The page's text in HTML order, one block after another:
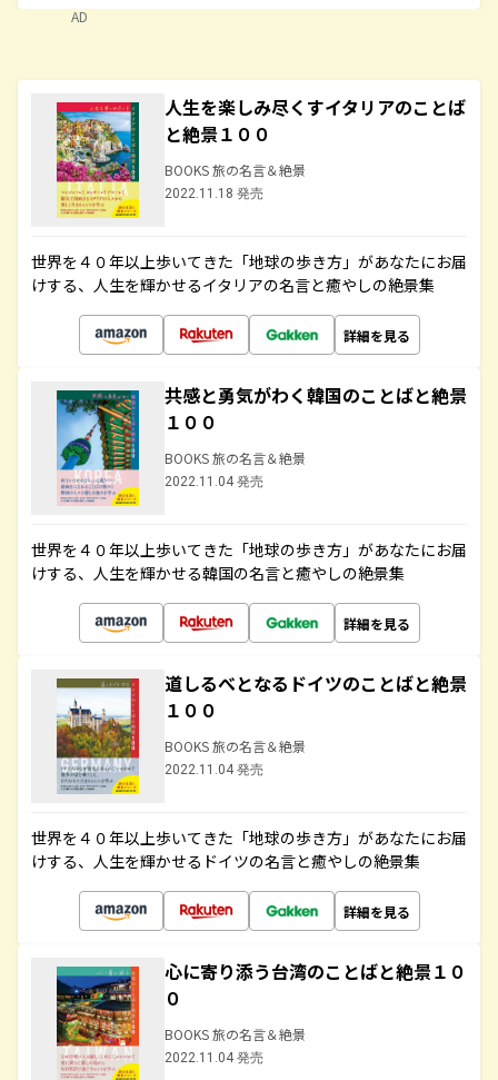
AD
人生を楽しみ尽くすイタリアのことば
と絶景１００
BOOKS 旅の名言＆絶景
2022.11.18 発売
世界を４０年以上歩いてきた「地球の歩き方」があなたにお届
けする、人生を輝かせるイタリアの名言と癒やしの絶景集
詳細を見る
共感と勇気がわく韓国のことばと絶景
１００
BOOKS 旅の名言＆絶景
2022.11.04 発売
世界を４０年以上歩いてきた「地球の歩き方」があなたにお届
けする、人生を輝かせる韓国の名言と癒やしの絶景集
詳細を見る
道しるべとなるドイツのことばと絶景
１００
BOOKS 旅の名言＆絶景
2022.11.04 発売
世界を４０年以上歩いてきた「地球の歩き方」があなたにお届
けする、人生を輝かせるドイツの名言と癒やしの絶景集
詳細を見る
心に寄り添う台湾のことばと絶景１０
０
BOOKS 旅の名言＆絶景
2022.11.04 発売